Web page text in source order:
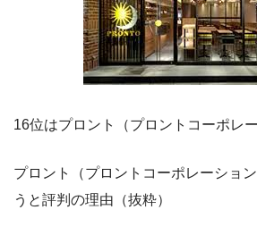
16位はプロント（プロントコーポレー
プロント（プロントコーポレーショ
うと評判の理由（抜粋）